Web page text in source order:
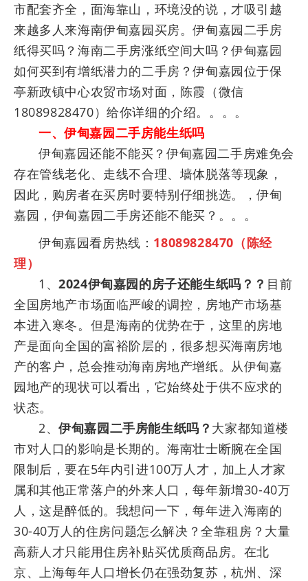
市配套齐全，面海靠山，环境没的说，才吸引越
来越多人来海南伊甸嘉园买房。伊甸嘉园二手房
纸得买吗？海南二手房涨纸空间大吗？伊甸嘉园
如何买到有增纸潜力的二手房？伊甸嘉园位于保
亭新政镇中心农贸市场对面，陈霞（微信
18089828470）给你详细的介绍。。。。
一、伊甸嘉园二手房能生纸吗
伊甸嘉园还能不能买？伊甸嘉园二手房难免会
存在管线老化、走线不合理、墙体脱落等现象，
因此，购房者在买房时要特别仔细挑选。，伊甸
嘉园，伊甸嘉园二手房还能不能买？。。。
伊甸嘉园看房热线： 18089828470（陈经
理）
1、2024伊甸嘉园的房子还能生纸吗？？ 目前
全国房地产市场面临严峻的调控，房地产市场基
本进入寒冬。但是海南的优势在于，这里的房地
产是面向全国的富裕阶层的，很多想买海南房地
产的客户，总会推动海南房地产增纸。从伊甸嘉
园地产的现状可以看出，它始终处于供不应求的
状态。
2、伊甸嘉园二手房能生纸吗？ 大家都知道楼
市对人口的影响是长期的。海南壮士断腕在全国
限制后，要在5年内引进100万人才，加上人才家
属和其他正常落户的外来人口，每年新增30-40万
人，这是醉低的。我想问一下，每年进入海南的
30-40万人的住房问题怎么解决？全靠租房？大量
高薪人才只能用住房补贴买优质商品房。在北
京、上海每年人口增长仍在强劲复苏，杭州、深